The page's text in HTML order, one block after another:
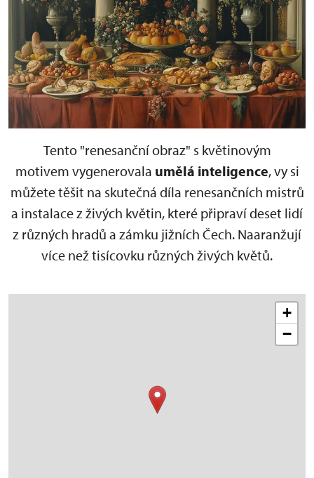
Tento "renesanční obraz" s květinovým
motivem vygenerovala umělá inteligence, vy si
můžete těšit na skutečná díla renesančních mistrů
a instalace z živých květin, které připraví deset lidí
z různých hradů a zámku jižních Čech. Naaranžují
více než tisícovku různých živých květů.
+
−